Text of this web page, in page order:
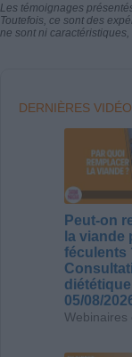
Les témoignages
Toutefois, ce sont des
ne sont ni
DERNIÈRES VIDÉO
Peut-on
la viande
féculents
05/08/
Webinaires